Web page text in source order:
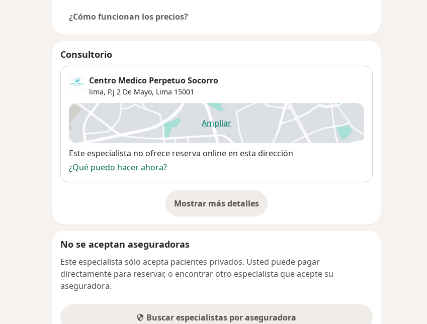
¿Cómo funcionan los precios?
Consultorio
Centro Medico Perpetuo Socorro
lima, P.j 2 De Mayo, Lima 15001
Ampliarse abre en una nueva pestaña
Disponibilidad
Este especialista no ofrece reserva online en esta dirección
¿Qué puedo hacer ahora?
Mostrar más detalles
sobre la dirección
No se aceptan aseguradoras
Este especialista sólo acepta pacientes privados. Usted puede pagar
directamente para reservar, o encontrar otro especialista que acepte su
aseguradora.
Buscar especialistas por aseguradora